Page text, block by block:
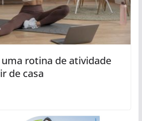
rotina de atividade
de casa